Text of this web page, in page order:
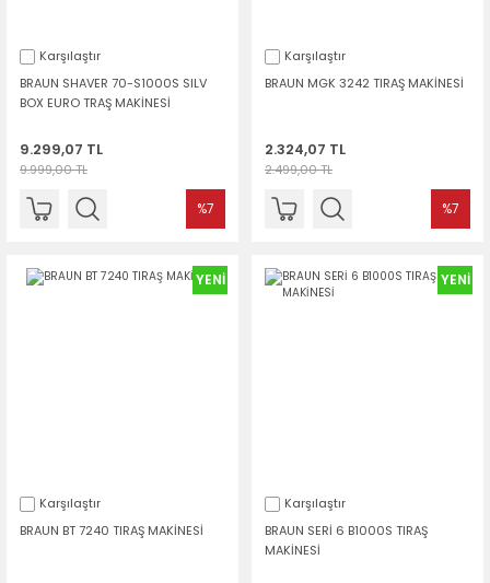
Karşılaştır
BRAUN SHAVER 70-S1000S SILV
BOX EURO TRAŞ MAKİNESİ
9.299,07 TL
9.999,00 TL
%7
Karşılaştır
BRAUN MGK 3242 TIRAŞ MAKİNESİ
2.324,07 TL
2.499,00 TL
%7
YENİ
Karşılaştır
BRAUN BT 7240 TIRAŞ MAKİNESİ
YENİ
Karşılaştır
BRAUN SERİ 6 B1000S TIRAŞ
MAKİNESİ